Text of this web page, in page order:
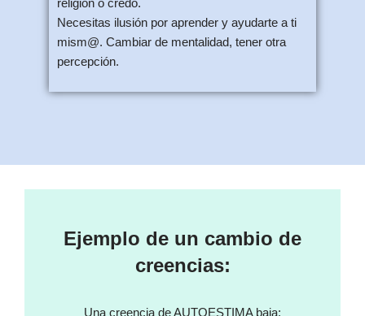
religión o credo.
Necesitas ilusión por aprender y ayudarte a ti
mism@. Cambiar de mentalidad, tener otra
percepción.
Ejemplo de un cambio de
creencias:
Una creencia de AUTOESTIMA baja: